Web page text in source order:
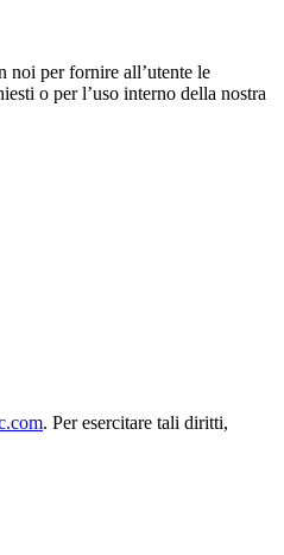
noi per fornire all’utente le
o per l’uso interno della nostra
. Per esercitare tali diritti,